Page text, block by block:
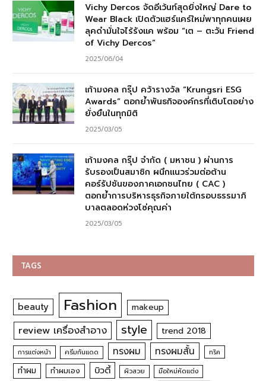
Vichy Dercos จัดอีเว้นท์สุดยิ่งใหญ่ Dare to
Wear Black เปิดตัวแฮร์แคร์ใหม่พาทุกคนเผย
ลุคดำมั่นใจไร้รังแค พร้อม “เต – ตะวัน Friend
of Vichy Dercos”
2025/06/04
เก้ามงคล กรุ๊ป คว้ารางวัล “Krungsri ESG
Awards” ตอกย้ำพันธกิจองค์กรที่เติบโตอย่าง
ยั่งยืนในทุกมิติ
2025/03/05
เก้ามงคล กรุ๊ป จำกัด ( มหาชน ) ผ่านการ
รับรองเป็นสมาชิก ผนึกแนวร่วมต่อต้าน
คอร์รัปชันของภาคเอกชนไทย ( CAC )
ตอกย้ำการบริหารธุรกิจภายใต้กรอบธรรมาภิ
บาลตลอดห่วงโซ่คุณค่า
2025/03/05
TAGS
beauty Fashion makeup
review เครื่องสำอาง style trend 2018
การแต่งหน้า ครีมกันแดด ทรงผม ทรงผมสั้น ทริค
ทำผม ทำผมเอง บิวตี้ ผิวสวย มือใหม่หัดแต่ง